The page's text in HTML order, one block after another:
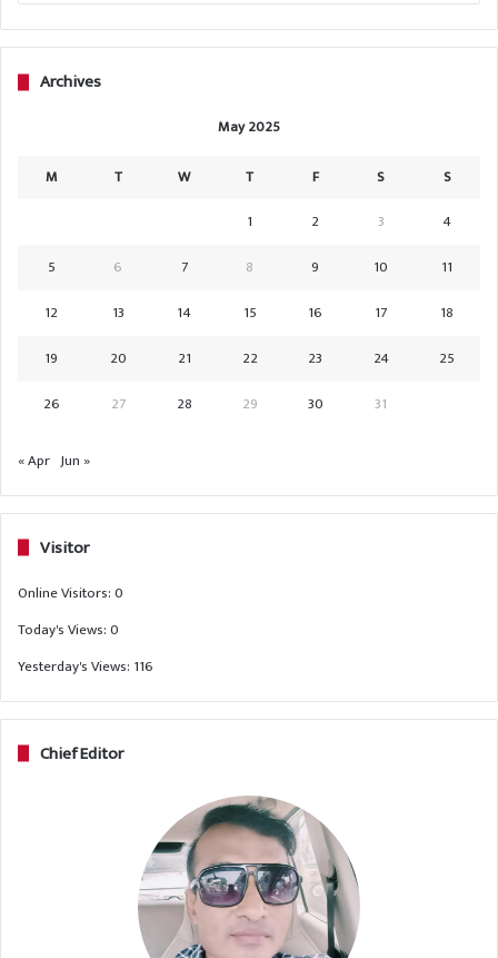
Archives
May 2025
M T W T F S
S
1
2 3
4
5
6 7 8 9 10
11
12
13 14 15 16 17
18
19
20 21 22 23 24
25
26
27 28 29 30 31
« Apr Jun »
Visitor
Online Visitors:0
Today's Views:0
Yesterday's Views: 116
Chief Editor